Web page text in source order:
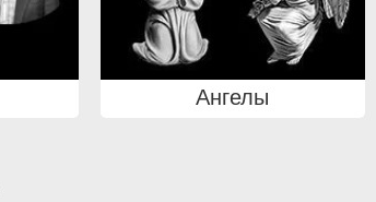
Ангелы